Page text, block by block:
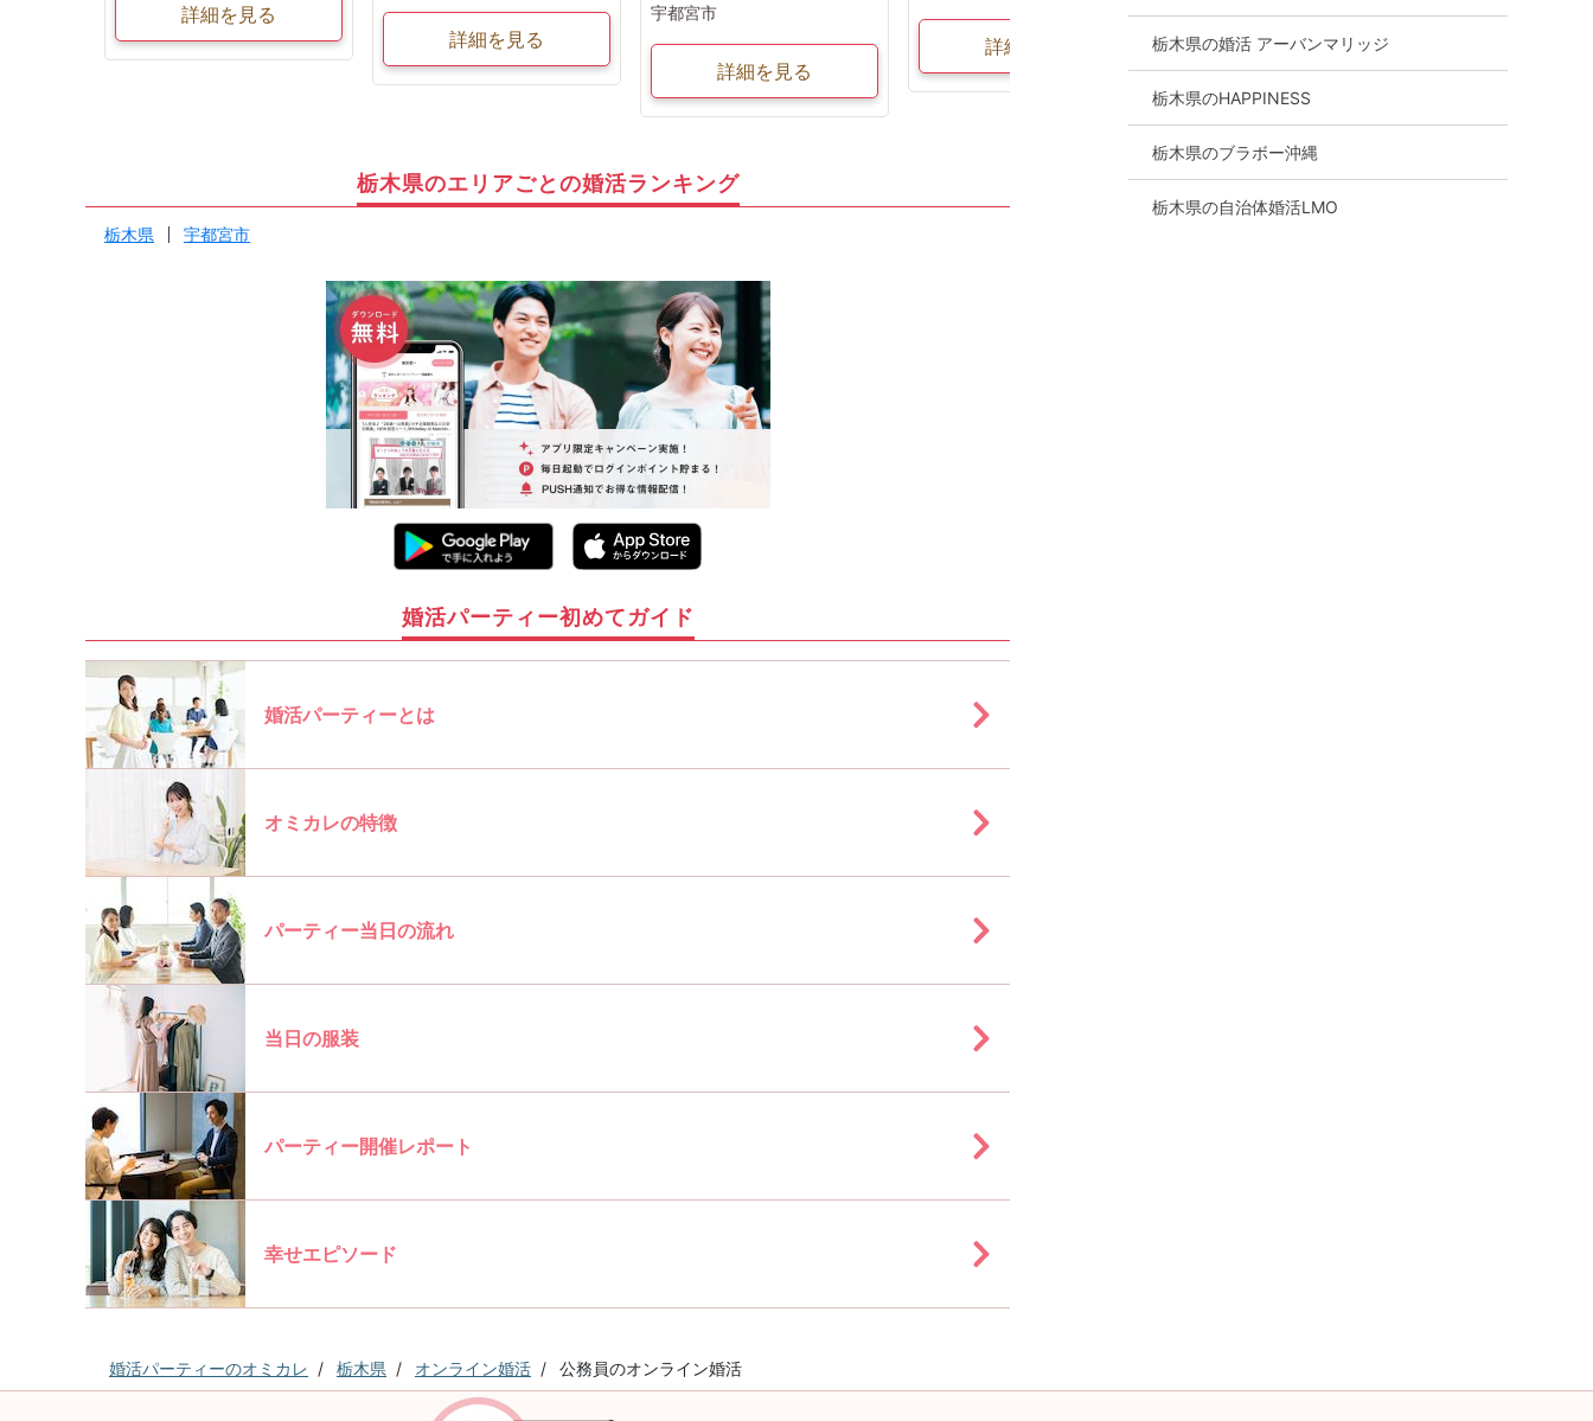
詳細を見る
詳細を見る
宇都宮市
詳細を見る
詳細を見る
詳細を見る
栃木県のエリアごとの婚活ランキング
栃木県 宇都宮市
婚活パーティー初めてガイド
婚活パーティーとは
オミカレの特徴
パーティー当日の流れ
当日の服装
パーティー開催レポート
幸せエピソード
栃木県の婚活 アーバンマリッジ
栃木県のHAPPINESS
栃木県のブラボー沖縄
栃木県の自治体婚活LMO
婚活パーティーのオミカレ 栃木県 オンライン婚活 公務員のオンライン婚活